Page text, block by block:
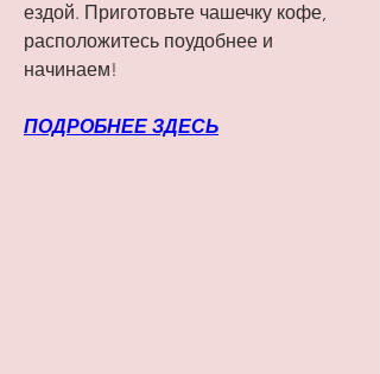
ездой. Приготовьте чашечку кофе,
расположитесь поудобнее и
начинаем!
ПОДРОБНЕЕ ЗДЕСЬ